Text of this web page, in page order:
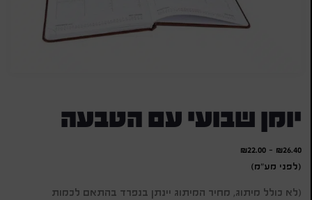
יומן שבועי עם הטבעה
₪26.40
-
₪22.00
(לפני מע"מ)
(לא כולל מיתוג, מחיר המיתוג יינתן בנפרד בהתאם לכמות